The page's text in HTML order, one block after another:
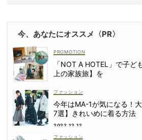
今、あなたにオススメ〈PR〉
「NOT A HOTEL」で子ど
上の家族旅】を
ファッション
今年はMA-1が気になる！
7選】きれいめに着る方法
2022.12.12
ファッション